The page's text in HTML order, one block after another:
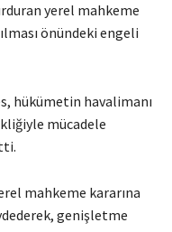
yerel mahkeme
önündeki engeli
hükümetin havalimanı
mücadele
mahkeme kararına
genişletme